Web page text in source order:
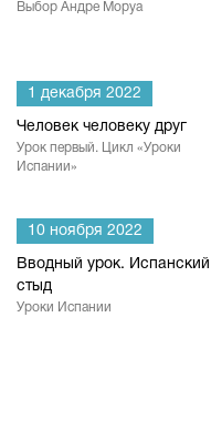
Выбор Андре Моруа
1 декабря 2022
Человек человеку друг
Урок первый. Цикл «Уроки
Испании»
10 ноября 2022
Вводный урок. Испанский
стыд
Уроки Испании